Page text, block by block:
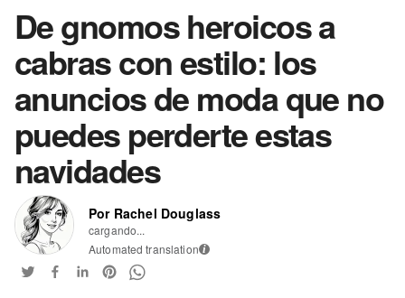
De gnomos heroicos a
cabras con estilo: los
anuncios de moda que no
puedes perderte estas
navidades
Por Rachel Douglass
cargando...
Automated translation i